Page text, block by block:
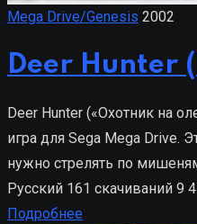
Mega Drive/Genesis 2002
Deer Hunter
Deer Hunter («Охотник на
игра для Sega Mega Drive.
нужно стрелять по
Русский 161 скачиваний 9
Подробнее